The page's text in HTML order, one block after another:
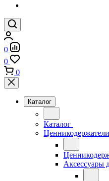
0
0
0
Каталог
Каталог
Аксессуары